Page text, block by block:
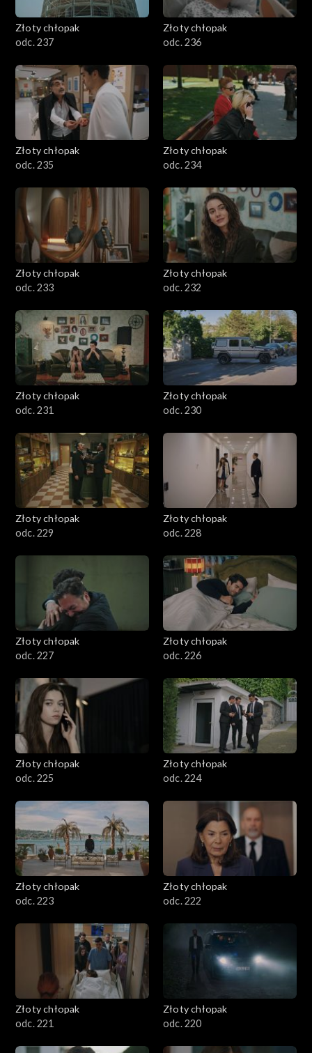
Złoty chłopak
odc. 237
Złoty chłopak
odc. 236
Złoty chłopak
odc. 235
Złoty chłopak
odc. 234
Złoty chłopak
odc. 233
Złoty chłopak
odc. 232
Złoty chłopak
odc. 231
Złoty chłopak
odc. 230
Złoty chłopak
odc. 229
Złoty chłopak
odc. 228
Złoty chłopak
odc. 227
Złoty chłopak
odc. 226
Złoty chłopak
odc. 225
Złoty chłopak
odc. 224
Złoty chłopak
odc. 223
Złoty chłopak
odc. 222
Złoty chłopak
odc. 221
Złoty chłopak
odc. 220